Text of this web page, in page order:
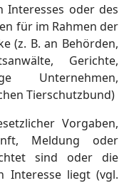
Interesses oder des
für im Rahmen der
(z. B. an Behörden,
Gerichte,
Unternehmen,
Tierschutzbund)
Vorgaben,
Meldung oder
sind oder die
Interesse liegt (vgl.